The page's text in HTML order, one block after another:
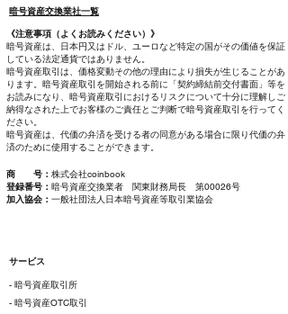
暗号資産交換業社一覧
《注意事項（よくお読みください）》
暗号資産は、日本円又はドル、ユーロなど特定の国がその価値を保証
している法定通貨ではありません。
暗号資産取引は、価格変動その他の理由により損失が生じることがあ
ります。暗号資産取引を開始される前に「契約締結前交付書面」等を
お読みになり、暗号資産取引におけるリスクについて十分に理解しご
納得なされた上でお客様のご責任とご判断で暗号資産取引を行ってく
ださい。
暗号資産は、代価の弁済を受ける者の同意がある場合に限り代価の弁
済のために使用することができます。
商 号： 株式会社coinbook
登録番号： 暗号資産交換業者 関東財務局長 第00026号
加入協会： 一般社団法人日本暗号資産等取引業協会
サービス
- 暗号資産取引所
- 暗号資産OTC取引